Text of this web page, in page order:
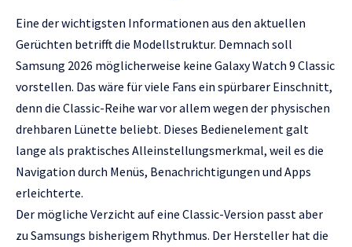
Eine der wichtigsten Informationen aus den aktuellen
Gerüchten betrifft die Modellstruktur. Demnach soll
Samsung 2026 möglicherweise keine Galaxy Watch 9 Classic
vorstellen. Das wäre für viele Fans ein spürbarer Einschnitt,
denn die Classic-Reihe war vor allem wegen der physischen
drehbaren Lünette beliebt. Dieses Bedienelement galt
lange als praktisches Alleinstellungsmerkmal, weil es die
Navigation durch Menüs, Benachrichtigungen und Apps
erleichterte.
Der mögliche Verzicht auf eine Classic-Version passt aber
zu Samsungs bisherigem Rhythmus. Der Hersteller hat die